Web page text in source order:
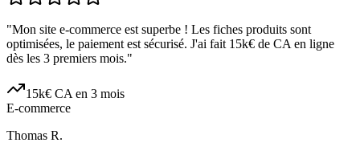
"Mon site e-commerce est superbe ! Les fiches produits sont
optimisées, le paiement est sécurisé. J'ai fait 15k€ de CA en ligne
dès les 3 premiers mois."
15k€ CA en 3 mois
E-commerce
Thomas R.